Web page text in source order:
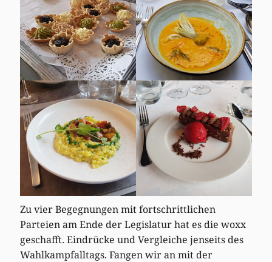
Zu vier Begegnungen mit fortschrittlichen
Parteien am Ende der Legislatur hat es die woxx
geschafft. Eindrücke und Vergleiche jenseits des
Wahlkampfalltags. Fangen wir an mit der